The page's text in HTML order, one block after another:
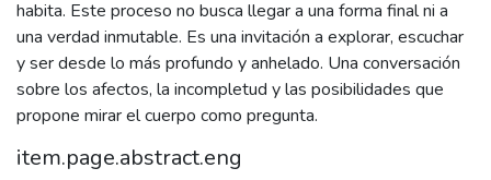
habita. Este proceso no busca llegar a una forma final ni a
una verdad inmutable. Es una invitación a explorar, escuchar
y ser desde lo más profundo y anhelado. Una conversación
sobre los afectos, la incompletud y las posibilidades que
propone mirar el cuerpo como pregunta.
item.page.abstract.eng